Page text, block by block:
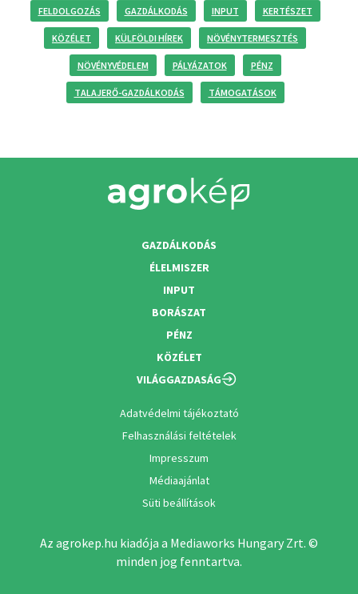
FELDOLGOZÁS GAZDÁLKODÁS INPUT KERTÉSZET
KÖZÉLET KÜLFÖLDI HÍREK NÖVÉNYTERMESZTÉS
NÖVÉNYVÉDELEM PÁLYÁZATOK PÉNZ
TALAJERŐ-GAZDÁLKODÁS TÁMOGATÁSOK
GAZDÁLKODÁS
ÉLELMISZER
INPUT
BORÁSZAT
PÉNZ
KÖZÉLET
VILÁGGAZDASÁG
Adatvédelmi tájékoztató
Felhasználási feltételek
Impresszum
Médiaajánlat
Süti beállítások
Az agrokep.hu kiadója a Mediaworks Hungary Zrt. ©
minden jog fenntartva.